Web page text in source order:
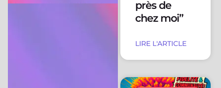
près de
chez moi”
LIRE L'ARTICLE